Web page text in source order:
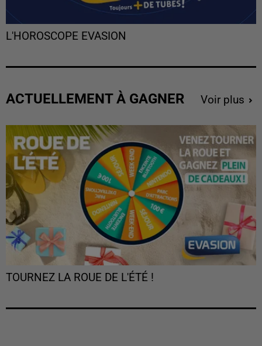
L'HOROSCOPE EVASION
ACTUELLEMENT À GAGNER Voir plus
TOURNEZ LA ROUE DE L'ÉTÉ !